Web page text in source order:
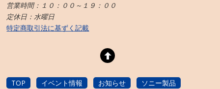
営業時間：１０：００～１９：００
定休日：水曜日
特定商取引法に基ずく記載
TOP イベント情報 お知らせ ソニー製品